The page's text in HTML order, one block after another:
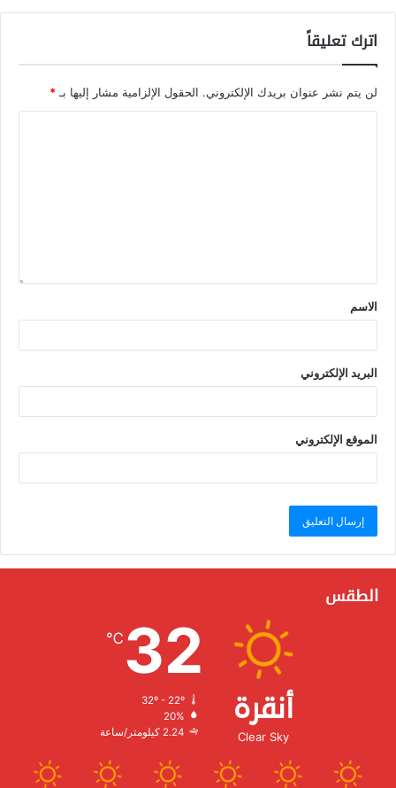
اترك تعليقاً
لن يتم نشر عنوان بريدك الإلكتروني. الحقول الإلزامية مشار إليها بـ *
الاسم
البريد الإلكتروني
الموقع الإلكتروني
الطقس
أنقرة
Clear Sky
32
℃
32º - 22º
الرطوبة:
الرياح: